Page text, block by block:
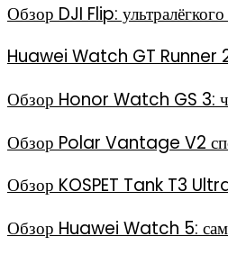
Обзор DJI Flip:
Huawei Watch GT Runner
Обзор Honor Watch GS 3:
Обзор Polar Vantage V2
Обзор KOSPET Tank T3
Обзор Huawei Watch 5: